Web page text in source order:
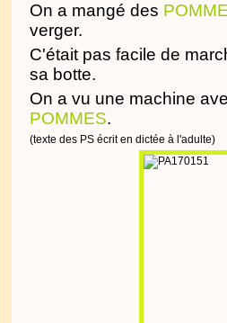
On a mangé des
verger.
C'était pas facile de
sa botte.
On a vu une machine
POMMES.
(texte des PS écrit en dictée à l'adulte)